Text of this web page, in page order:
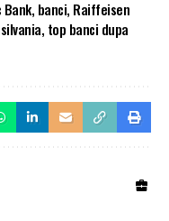
, banci, Raiffeisen
, top banci dupa